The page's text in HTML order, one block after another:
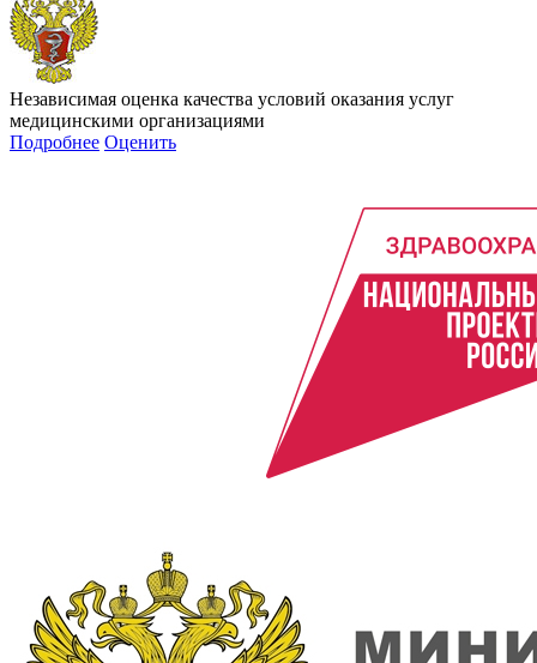
Независимая оценка качества условий оказания услуг
медицинскими организациями
Подробнее Оценить